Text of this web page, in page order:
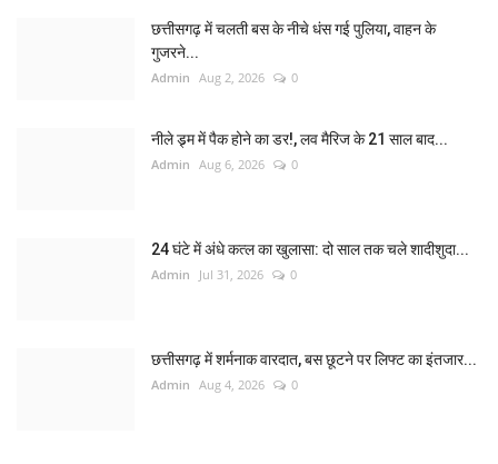
छत्तीसगढ़ में चलती बस के नीचे धंस गई पुलिया, वाहन के
गुजरने...
Admin Aug 2, 2026 0
नीले ड्र्म में पैक होने का डर!, लव मैरिज के 21 साल बाद...
Admin Aug 6, 2026 0
24 घंटे में अंधे कत्ल का खुलासा: दो साल तक चले शादीशुदा...
Admin Jul 31, 2026 0
छत्तीसगढ़ में शर्मनाक वारदात, बस छूटने पर लिफ्ट का इंतजार...
Admin Aug 4, 2026 0